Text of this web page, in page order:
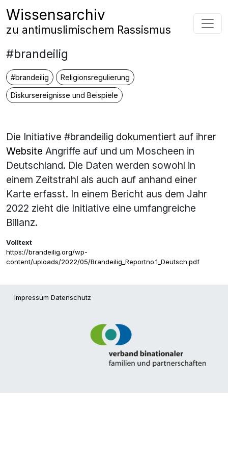
Zum Inhalt springen
Hauptnavigation
Wissensarchiv
zu antimuslimischem Rassismus
#brandeilig
#brandeilig Religionsregulierung
Diskursereignisse und Beispiele
Die Initiative #brandeilig dokumentiert auf ihrer
Website Angriffe auf und um Moscheen in
Deutschland. Die Daten werden sowohl in
einem Zeitstrahl als auch auf anhand einer
Karte erfasst. In einem Bericht aus dem Jahr
2022 zieht die Initiative eine umfangreiche
Billanz.
Volltext
https://brandeilig.org/wp-
content/uploads/2022/05/Brandeilig_Reportno.1_Deutsch.pdf
Impressum Datenschutz